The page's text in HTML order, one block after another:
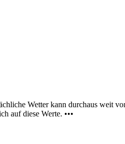
Wetter kann durchaus weit
auf diese Werte. •••